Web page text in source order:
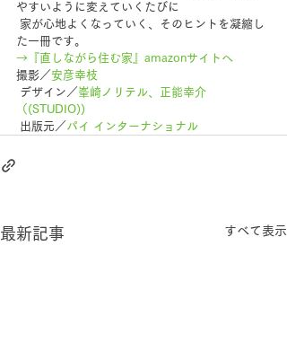
やすいように変えていくたびに
た一冊です。
→『直しながら住む家』amazonサイトへ
撮影／安彦幸枝
デザイン／峯崎ノリテル、正能幸介
（(STUDIO))
出版元／パイ インターナショナル
最新記事 すべて表示